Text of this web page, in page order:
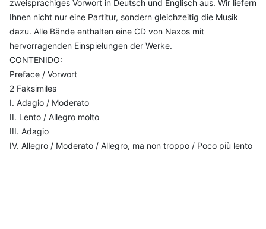
zweisprachiges Vorwort in Deutsch und Englisch aus. Wir liefern
Ihnen nicht nur eine Partitur, sondern gleichzeitig die Musik
dazu. Alle Bände enthalten eine CD von Naxos mit
hervorragenden Einspielungen der Werke.
CONTENIDO:
Preface / Vorwort
2 Faksimiles
I. Adagio / Moderato
II. Lento / Allegro molto
III. Adagio
IV. Allegro / Moderato / Allegro, ma non troppo / Poco più lento